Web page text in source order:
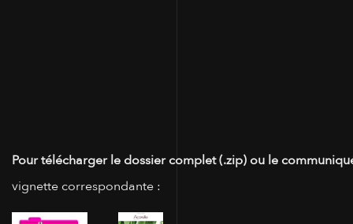
Pour télécharger le dossier complet (.zip) ou le
vignette correspondante :